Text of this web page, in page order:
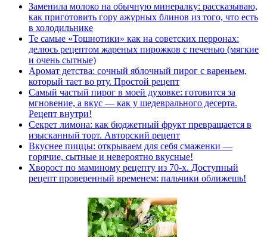
Заменила молоко на обычную минералку: рассказываю,
как приготовить гору ажурных блинов из того, что есть
в холодильнике
Те самые «Тошнотики» как на советских перронах:
делюсь рецептом жареных пирожков с печенью (мягкие
и очень сытные)
Аромат детства: сочный яблочный пирог с вареньем,
который тает во рту. Простой рецепт
Самый частый пирог в моей духовке: готовится за
мгновение, а вкус — как у шедеврального десерта.
Рецепт внутри!
Секрет лимона: как бюджетный фрукт превращается в
изысканный торт. Авторский рецепт
Вкуснее пиццы: открываем для себя смаженки —
горячие, сытные и невероятно вкусные!
Хворост по маминому рецепту из 70-х. Доступный
рецепт проверенный временем: пальчики оближешь!